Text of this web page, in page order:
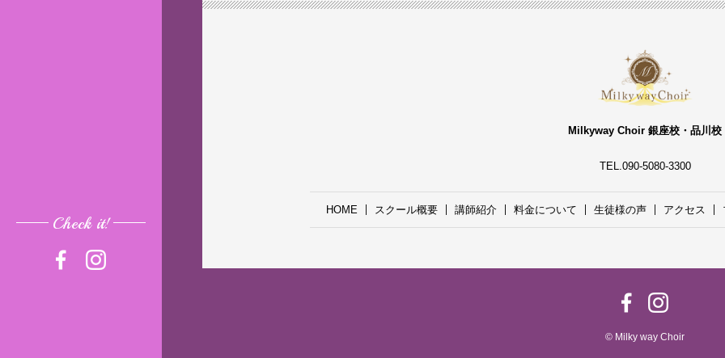
Check it!
Milkyway Choir 銀座校・品川校
TEL.090-5080-3300
HOME スクール概要 講師紹介 料金について 生徒様の声 アクセス
© Milky way Choir